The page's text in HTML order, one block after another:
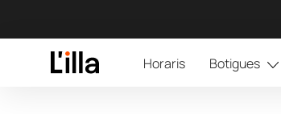
Horaris Botigues